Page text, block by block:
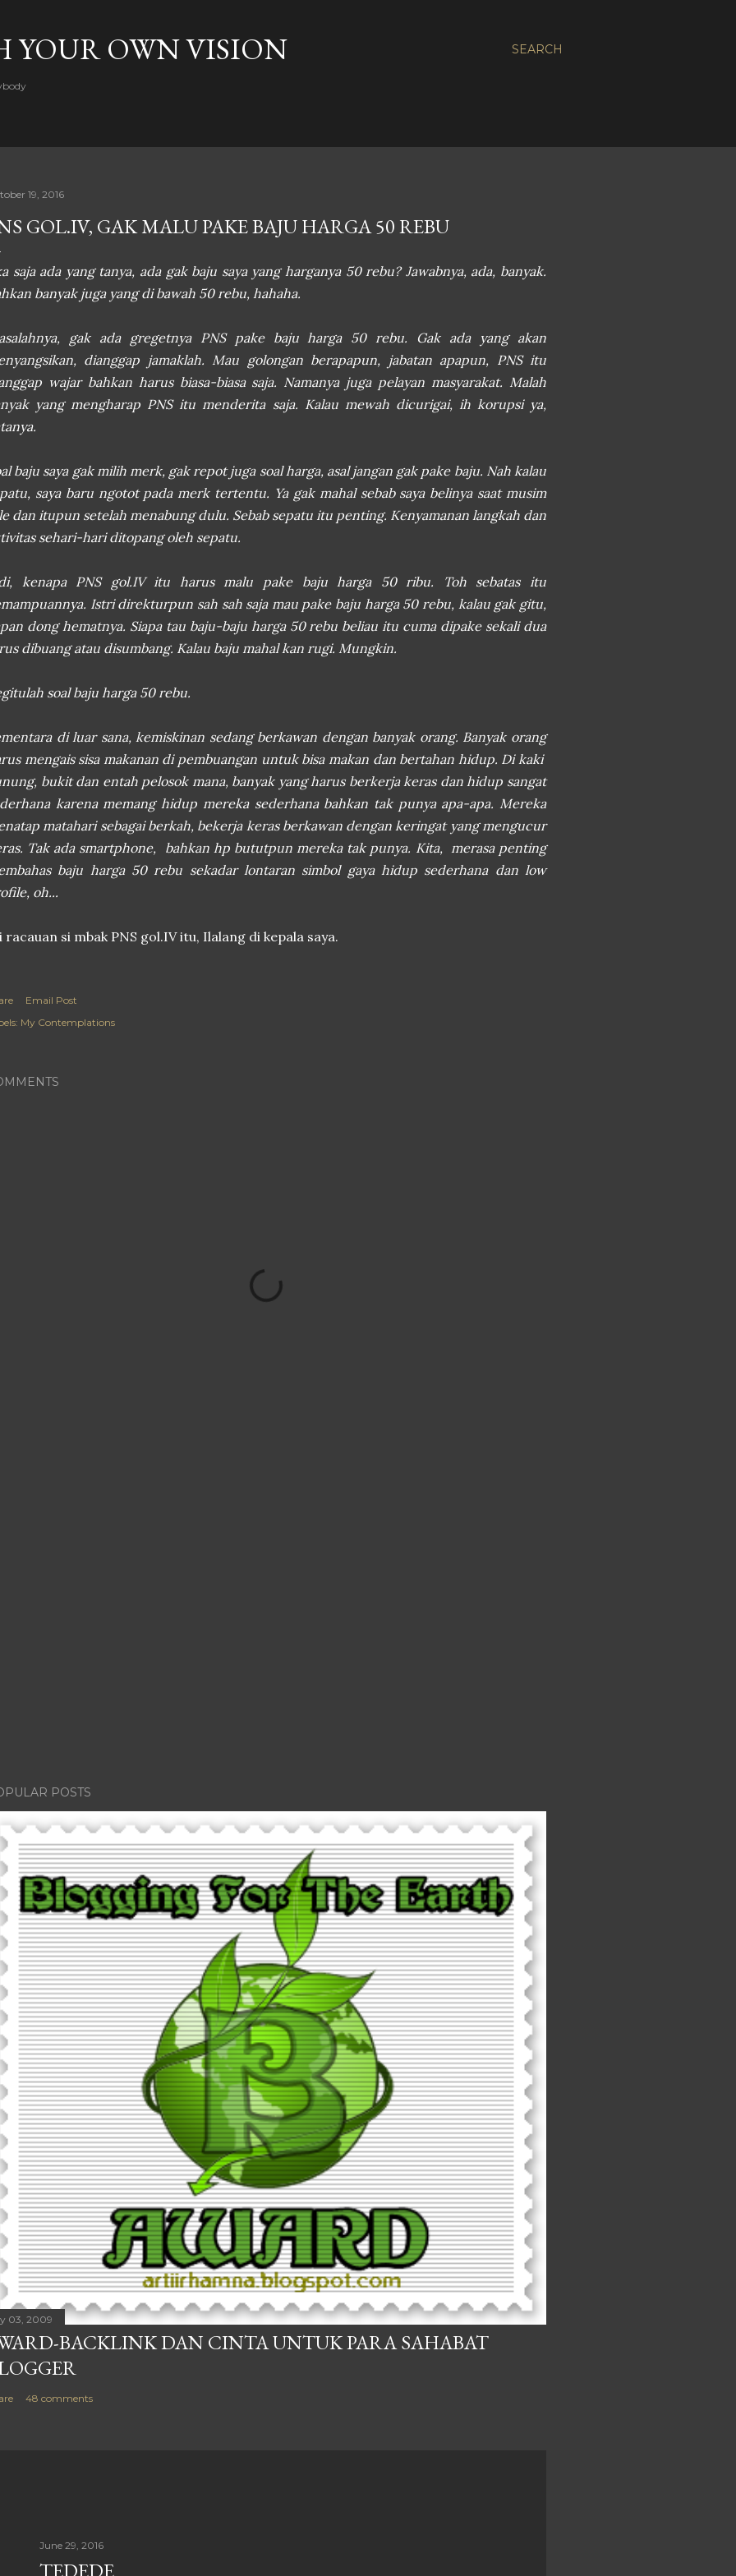
SEARCH
YOUR OWN VISION
19, 2016
GOL.IV, GAK MALU PAKE BAJU HARGA 50 REBU
saja ada yang tanya, ada gak baju saya yang harganya 50 rebu? Jawabnya, ada, banyak.
banyak juga yang di bawah 50 rebu, hahaha.
gak ada gregetnya PNS pake baju harga 50 rebu. Gak ada yang akan
dianggap jamaklah. Mau golongan berapapun, jabatan apapun, PNS itu
wajar bahkan harus biasa-biasa saja. Namanya juga pelayan masyarakat. Malah
yang mengharap PNS itu menderita saja. Kalau mewah dicurigai, ih korupsi ya,
baju saya gak milih merk, gak repot juga soal harga, asal jangan gak pake baju. Nah kalau
saya baru ngotot pada merk tertentu. Ya gak mahal sebab saya belinya saat musim
dan itupun setelah menabung dulu. Sebab sepatu itu penting. Kenyamanan langkah dan
sehari-hari ditopang oleh sepatu.
kenapa PNS gol.IV itu harus malu pake baju harga 50 ribu. Toh sebatas itu
Istri direkturpun sah sah saja mau pake baju harga 50 rebu, kalau gak gitu,
dong hematnya. Siapa tau baju-baju harga 50 rebu beliau itu cuma dipake sekali dua
dibuang atau disumbang. Kalau baju mahal kan rugi. Mungkin.
soal baju harga 50 rebu.
di luar sana, kemiskinan sedang berkawan dengan banyak orang. Banyak orang
mengais sisa makanan di pembuangan untuk bisa makan dan bertahan hidup. Di kaki
bukit dan entah pelosok mana, banyak yang harus berkerja keras dan hidup sangat
karena memang hidup mereka sederhana bahkan tak punya apa-apa. Mereka
matahari sebagai berkah, bekerja keras berkawan dengan keringat yang mengucur
Tak ada smartphone, bahkan hp bututpun mereka tak punya. Kita, merasa penting
baju harga 50 rebu sekadar lontaran simbol gaya hidup sederhana dan low
oh...
racauan si mbak PNS gol.IV itu, Ilalang di kepala saya.
Email Post
My Contemplations
POSTS
03, 2009
BACKLINK DAN CINTA UNTUK PARA SAHABAT
48 comments
June 29, 2016